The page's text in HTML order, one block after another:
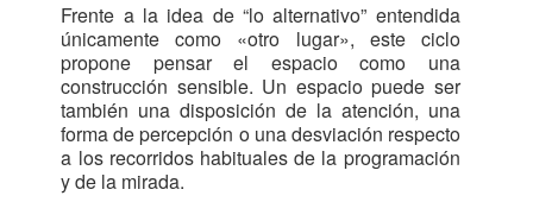
Frente a la idea de “lo alternativo” entendida
únicamente como «otro lugar», este ciclo
propone pensar el espacio como una
construcción sensible. Un espacio puede ser
también una disposición de la atención, una
forma de percepción o una desviación respecto
a los recorridos habituales de la programación
y de la mirada.